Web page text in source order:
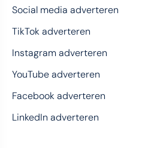
Social media adverteren
TikTok adverteren
Instagram adverteren
YouTube adverteren
Facebook adverteren
LinkedIn adverteren